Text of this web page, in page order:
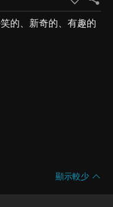
的、新奇的、有趣的
顯示較少